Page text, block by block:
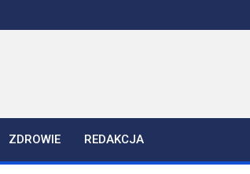
ZDROWIE REDAKCJA